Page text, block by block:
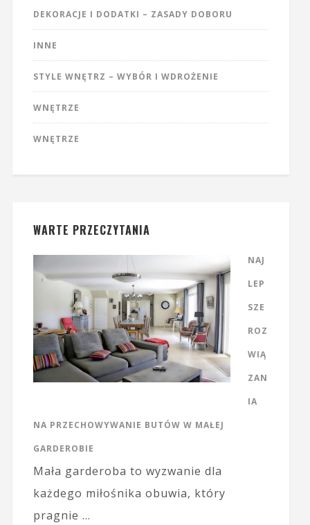
DEKORACJE I DODATKI – ZASADY DOBORU
INNE
STYLE WNĘTRZ – WYBÓR I WDROŻENIE
WNĘTRZE
WNĘTRZE
WARTE PRZECZYTANIA
NAJ
LEP
SZE
ROZ
WIĄ
ZAN
IA
NA PRZECHOWYWANIE BUTÓW W MAŁEJ
GARDEROBIE
Mała garderoba to wyzwanie dla
każdego miłośnika obuwia, który
pragnie …